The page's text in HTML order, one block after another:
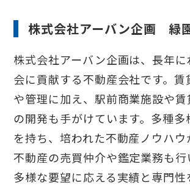
株式会社アーバン企画 緑
株式会社アーバン企画は、長年
会に貢献する不動産会社です。賃
や管理に加え、駅前商業施設や
の開発も手がけています。多種多
を持ち、培われた不動産ノウハウ
不動産の売買仲介や鑑定業務も
多様な要望に応える実績と専門性